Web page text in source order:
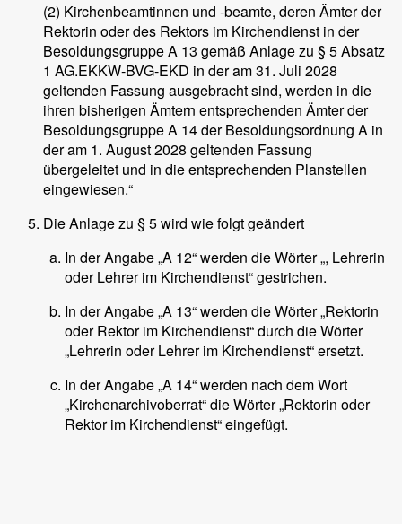
(2) Kirchenbeamtinnen und -beamte, deren Ämter der
Rektorin oder des Rektors im Kirchendienst in der
Besoldungsgruppe A 13 gemäß Anlage zu § 5 Absatz
1 AG.EKKW-BVG-EKD in der am 31. Juli 2028
geltenden Fassung ausgebracht sind, werden in die
ihren bisherigen Ämtern entsprechenden Ämter der
Besoldungsgruppe A 14 der Besoldungsordnung A in
der am 1. August 2028 geltenden Fassung
übergeleitet und in die entsprechenden Planstellen
eingewiesen.“
Die Anlage zu § 5 wird wie folgt geändert
In der Angabe „A 12“ werden die Wörter „, Lehrerin
oder Lehrer im Kirchendienst“ gestrichen.
In der Angabe „A 13“ werden die Wörter „Rektorin
oder Rektor im Kirchendienst“ durch die Wörter
„Lehrerin oder Lehrer im Kirchendienst“ ersetzt.
In der Angabe „A 14“ werden nach dem Wort
„Kirchenarchivoberrat“ die Wörter „Rektorin oder
Rektor im Kirchendienst“ eingefügt.